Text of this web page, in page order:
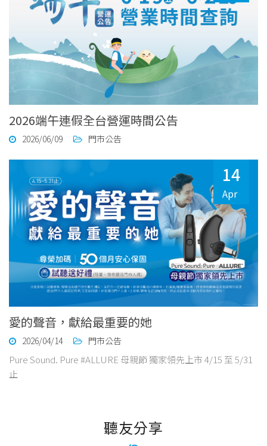
2026端午連假全台營運時間公告
2026/06/09 門市公告
14
Apr
愛的聲音，獻給最重要的她
2026/04/14 門市公告
Pure Sound. Pure #ALLURE 母親節 獨家領先上市 4/15 至 5/31
止
聽友分享